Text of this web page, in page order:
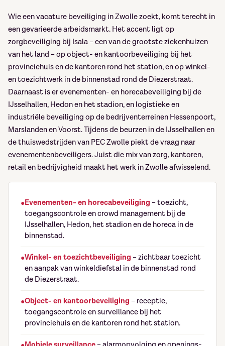
Wie een vacature beveiliging in Zwolle zoekt, komt terecht in
een gevarieerde arbeidsmarkt. Het accent ligt op
zorgbeveiliging bij Isala – een van de grootste ziekenhuizen
van het land – op object- en kantoorbeveiliging bij het
provinciehuis en de kantoren rond het station, en op winkel-
en toezichtwerk in de binnenstad rond de Diezerstraat.
Daarnaast is er evenementen- en horecabeveiliging bij de
IJsselhallen, Hedon en het stadion, en logistieke en
industriële beveiliging op de bedrijventerreinen Hessenpoort,
Marslanden en Voorst. Tijdens de beurzen in de IJsselhallen en
de thuiswedstrijden van PEC Zwolle piekt de vraag naar
evenementenbeveiligers. Juist die mix van zorg, kantoren,
retail en bedrijvigheid maakt het werk in Zwolle afwisselend.
Evenementen- en horecabeveiliging – toezicht,
toegangscontrole en crowd management bij de
IJsselhallen, Hedon, het stadion en de horeca in de
binnenstad.
Winkel- en toezichtbeveiliging – zichtbaar toezicht
en aanpak van winkeldiefstal in de binnenstad rond
de Diezerstraat.
Object- en kantoorbeveiliging – receptie,
toegangscontrole en surveillance bij het
provinciehuis en de kantoren rond het station.